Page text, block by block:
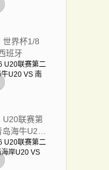
世界杯1/8
班牙
U20联赛第
海牛U20